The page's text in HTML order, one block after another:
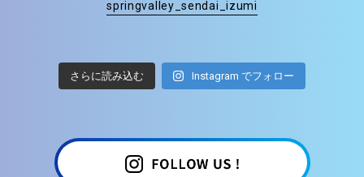
springvalley_sendai_izumi
さらに読み込む Instagram でフォロー